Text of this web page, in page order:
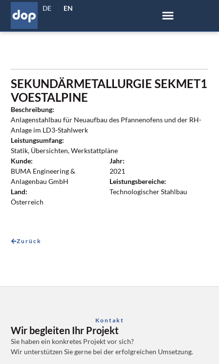
DE EN
SEKUNDÄRMETALLURGIE SEKMET1
VOESTALPINE
Beschreibung:
Anlagenstahlbau für Neuaufbau des Pfannenofens und der RH-
Anlage im LD3-Stahlwerk
Leistungsumfang:
Statik, Übersichten, Werkstattpläne
Kunde:
BUMA Engineering &
Anlagenbau GmbH
Land:
Österreich
Jahr:
2021
Leistungsbereiche:
Technologischer Stahlbau
Zurück
Kontakt
Wir begleiten Ihr Projekt
Sie haben ein konkretes Projekt vor sich?
Wir unterstützen Sie gerne bei der erfolgreichen Umsetzung.